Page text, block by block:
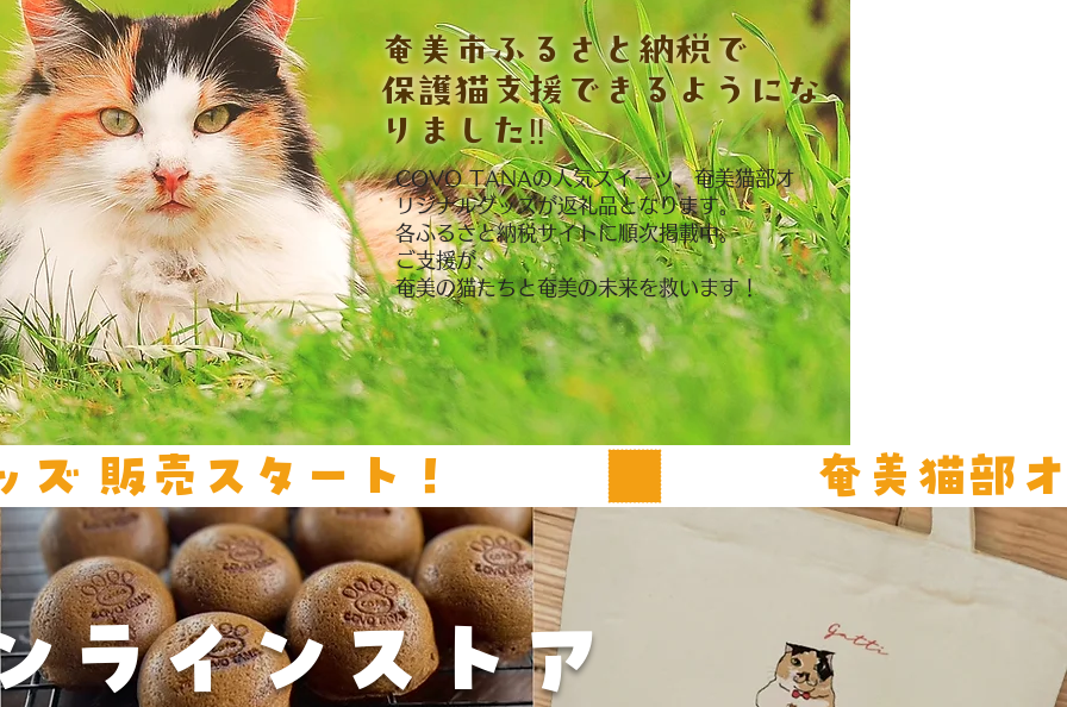
​奄美市ふるさと納税で
保護猫支援できるようにな
りました‼︎
COVO TANAの人気スイーツ、奄美猫部オ
リジナルグッズが返礼品となります。
各ふるさと納税サイトに順次掲載中。
ご支援が、
奄美の猫たちと奄美の未来を救います！
ズ 販売スタート！
ラインストア